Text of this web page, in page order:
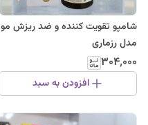
شامپو تقویت کننده و ضد ریزش مو
مدل رزماری
۳۰۴٬۰۰۰
افزودن به سبد